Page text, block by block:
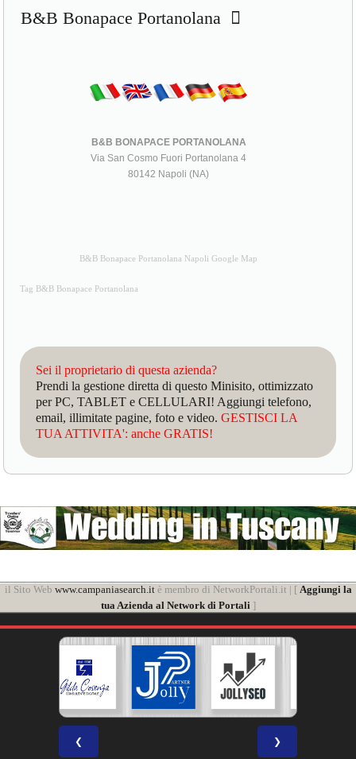
B&B Bonapace Portanolana
B&B BONAPACE PORTANOLANA
Via San Cosmo Fuori Portanolana 4
80142 Napoli (NA)
B&B Bonapace Portanolana Napoli Google Map
Tag B&B Bonapace Portanolana
Sei il proprietario di questa azienda?
Prendi la gestione diretta di questo Minisito, ottimizzato
per PC, TABLET e CELLULARI! Aggiungi telefono,
email, illimitate pagine, foto e video.GESTISCI LA
TUA ATTIVITA': anche GRATIS!
il Sito Web www.campaniasearch.itè membro di NetworkPortali.it | [ Aggiungi la
tua Azienda al Network di Portali]
❮ ❯